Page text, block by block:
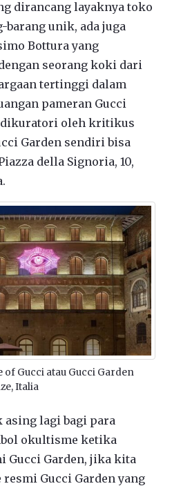
dirancang layaknya toko
unik, ada juga
Bottura yang
seorang koki dari
tertinggi dalam
pameran Gucci
dikuratori oleh kritikus
Garden sendiri bisa
della Signoria, 10,
Gucci atau Gucci Garden
Italia
asing lagi bagi para
okultisme ketika
Gucci Garden, jika kita
Gucci Garden yang